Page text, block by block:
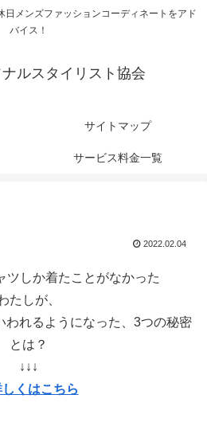
メンズファッションコーディネートをアド
バイス！
ルスタイリスト協会
サイトマップ
サービス料金一覧
2022.02.04
しか着たことがなかった
たしが、
われるようになった、3つの秘密
とは？
↓↓↓
くはこちら